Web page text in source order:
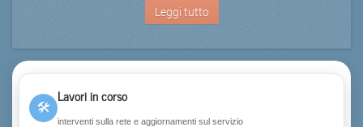
Leggi tutto
🛠
Lavori in corso
interventi sulla rete e aggiornamenti sul servizio